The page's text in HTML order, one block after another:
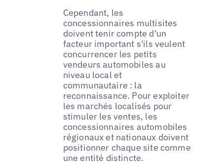
Cependant, les
concessionnaires multisites
doivent tenir compte d'un
facteur important s'ils veulent
concurrencer les petits
vendeurs automobiles au
niveau local et
communautaire : la
reconnaissance. Pour exploiter
les marchés localisés pour
stimuler les ventes, les
concessionnaires automobiles
régionaux et nationaux doivent
positionner chaque site comme
une entité distincte.